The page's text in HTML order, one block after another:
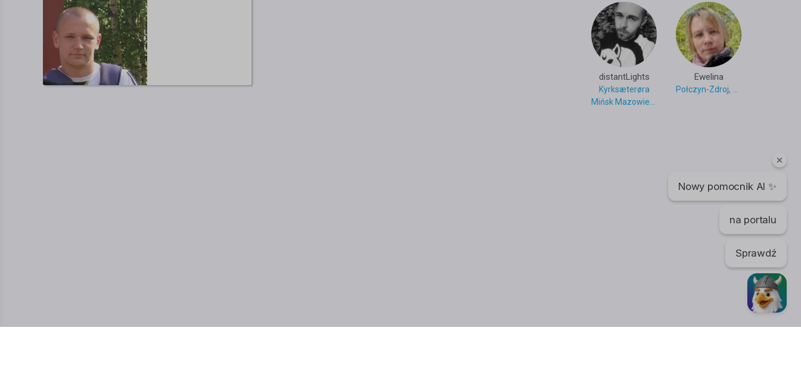
Nowy pomocnik AI ✨
na portalu
Sprawdź
distantLights
Kyrksæterøra
Mińsk Mazowiecki
Ewelina